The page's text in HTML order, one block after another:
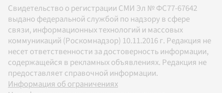
Свидетельство о регистрации СМИ Эл № ФС77-67642
выдано федеральной службой по надзору в сфере
связи, информационных технологий и массовых
коммуникаций (Роскомнадзор) 10.11.2016 г. Редакция не
несет ответственности за достоверность информации,
содержащейся в рекламных объявлениях. Редакция не
предоставляет справочной информации.
Информация об ограничениях